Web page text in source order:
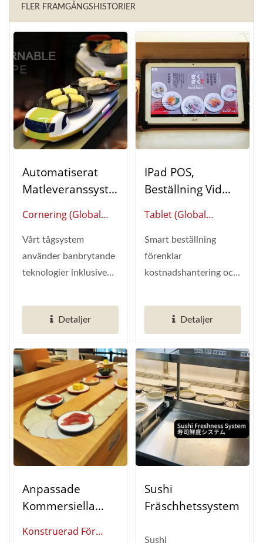
FLER FRAMGÅNGSHISTORIER
Automatiserat
Matleveranssyste
Cornering (Global
Restaurangautomation)
Vårt tågsystem
använder banbrytande
teknologier inklusive
batteriladdning
Detaljer
IPad POS,
Beställning Vid
(Bordbeställnings
System)
Tablet (Global
Restaurangautomation)
Smart beställning
förenklar
kostnadshantering och
marknadsföringsdata....
Detaljer
Anpassade
Kommersiella
Konstruerad För
Sushi
Fräschhetssystem
Sushi